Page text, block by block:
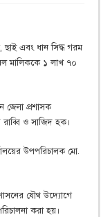
এবং ধান সিদ্ধ গরম
মালিককে ১ লাখ ৭০
জেলা প্রশাসক
রাব্বি ও সাজিদ হক।
উপপরিচালক মো.
যৌথ উদ্যোগে
করা হয়।